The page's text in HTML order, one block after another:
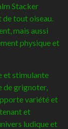
Stacker
tout oiseau.
mais aussi
physique et
et stimulante
de grignoter,
variété et
et
ludique et